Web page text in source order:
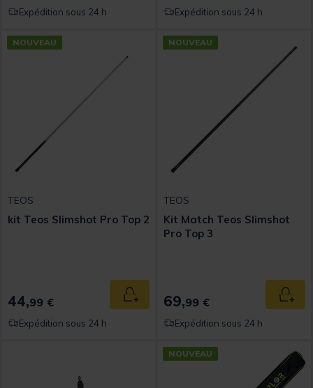
Expédition sous 24 h Expédition sous 24 h
NOUVEAU
TEOS
kit Teos Slimshot Pro Top 2
44,99 € Ajouter au panier
Expédition sous 24 h
NOUVEAU
TEOS
Kit Match Teos Slimshot
Pro Top 3
69,99 €
Expédition sous 24 h
NOUVEAU